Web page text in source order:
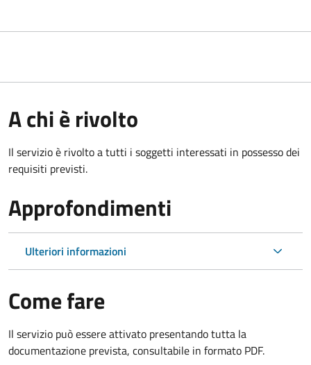
A chi è rivolto
Il servizio è rivolto a tutti i soggetti interessati in possesso dei
requisiti previsti.
Approfondimenti
Ulteriori informazioni
Come fare
Il servizio può essere attivato presentando tutta la
documentazione prevista, consultabile in formato PDF.